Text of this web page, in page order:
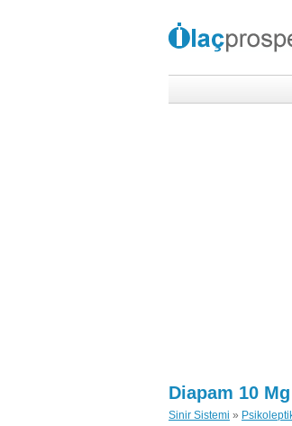
Diapam 10
Sinir Sistemi »